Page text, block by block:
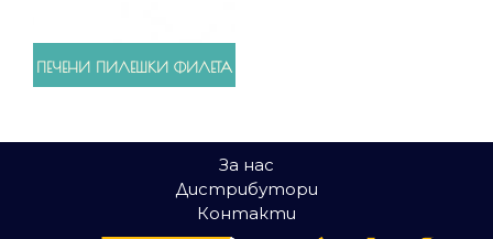
ПЕЧЕНИ ПИЛЕШКИ ФИЛЕТА
За нас
Дистрибутори
Контакти